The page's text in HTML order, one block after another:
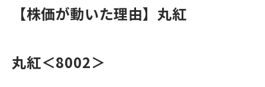
【株価が動いた理由】丸紅
丸紅＜8002＞